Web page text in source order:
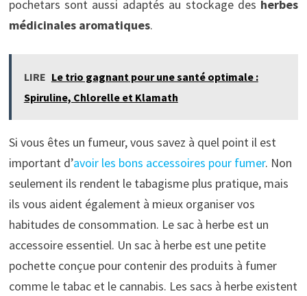
pochetars sont aussi adaptés au stockage des herbes
médicinales aromatiques.
LIRE Le trio gagnant pour une santé optimale :
Spiruline, Chlorelle et Klamath
Si vous êtes un fumeur, vous savez à quel point il est
important d’avoir les bons accessoires pour fumer. Non
seulement ils rendent le tabagisme plus pratique, mais
ils vous aident également à mieux organiser vos
habitudes de consommation. Le sac à herbe est un
accessoire essentiel. Un sac à herbe est une petite
pochette conçue pour contenir des produits à fumer
comme le tabac et le cannabis. Les sacs à herbe existent